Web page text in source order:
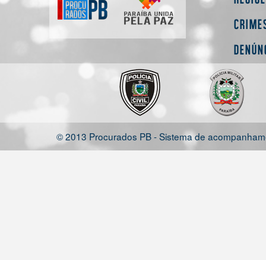
© 2013 Procurados PB - Sistema de